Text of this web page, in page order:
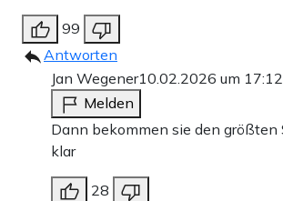
99
Antworten
Jan Wegener10.02.2026 um
Melden
Dann bekommen sie den größten
klar
28